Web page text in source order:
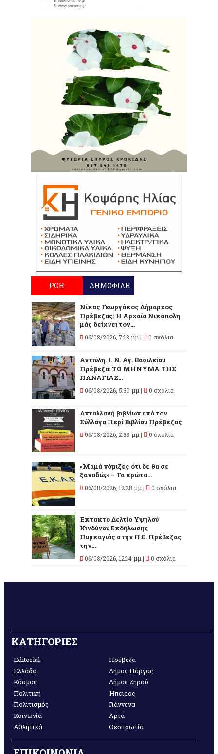
ΡΟΗ ΔΗΜΟΦΙΛΗ
Νίκος Γεωργάκος Δήμαρχος
Πρέβεζας: Η Αρχαία Νικόπολη
μάς δείχνει τον...
06/08/2026, 7:18 μμ | 0 σχόλια
Αντιύλη. Ι. Ν. Αγ. Βασιλείου
Πρέβεζα: ΤΟ ΜΗΝΥΜΑ ΤΗΣ
ΠΑΝΑΓΙΑΣ...
06/08/2026, 5:30 μμ | 0 σχόλια
Ανταλλαγή βιβλίων από τον
Σύλλογο Περί Βιβλίου Πρέβεζας
06/08/2026, 2:39 μμ | 0 σχόλια
«Μαμά νόμιζες ότι δε θα σε
ξαναδώ;» – Τα πρώτα...
06/08/2026, 12:28 μμ | 0 σχόλια
Έκτακτο Δελτίο Υψηλού
Κινδύνου Εκδήλωσης
Πυρκαγιάς στην Π.Ε. Πρέβεζας
την...
06/08/2026, 12:14 μμ | 0 σχόλια
ΚΑΤΗΓΟΡΙΕΣ
Editorial
Ελλάδα
Κόσμος
Πολιτική
Πολιτισμός
Κοινωνία
Αθλητικά
Πρέβεζα
Δήμος Πάργας
Δήμος Ζηρού
Ήπειρος
Γιάννενα
Άρτα
Θεσπρωτία